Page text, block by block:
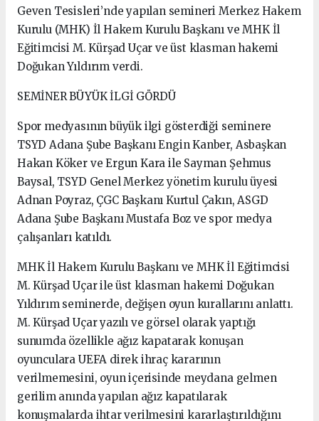
Geven Tesisleri’nde yapılan semineri Merkez Hakem
Kurulu (MHK) İl Hakem Kurulu Başkanı ve MHK İl
Eğitimcisi M. Kürşad Uçar ve üst klasman hakemi
Doğukan Yıldırım verdi.
SEMİNER BÜYÜK İLGİ GÖRDÜ
Spor medyasının büyük ilgi gösterdiği seminere
TSYD Adana Şube Başkanı Engin Kanber, Asbaşkan
Hakan Köker ve Ergun Kara ile Sayman Şehmus
Baysal, TSYD Genel Merkez yönetim kurulu üyesi
Adnan Poyraz, ÇGC Başkanı Kurtul Çakın, ASGD
Adana Şube Başkanı Mustafa Boz ve spor medya
çalışanları katıldı.
MHK İl Hakem Kurulu Başkanı ve MHK İl Eğitimcisi
M. Kürşad Uçar ile üst klasman hakemi Doğukan
Yıldırım seminerde, değişen oyun kurallarını anlattı.
M. Kürşad Uçar yazılı ve görsel olarak yaptığı
sunumda özellikle ağız kapatarak konuşan
oyunculara UEFA direk ihraç kararının
verilmemesini, oyun içerisinde meydana gelmen
gerilim anında yapılan ağız kapatılarak
konuşmalarda ihtar verilmesini kararlaştırıldığını